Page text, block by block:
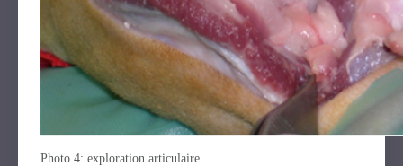
Photo 4: exploration articulaire.